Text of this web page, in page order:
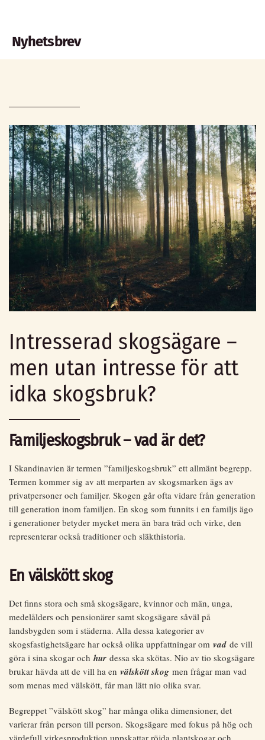
Nyhetsbrev
Intresserad skogsägare –
men utan intresse för att
idka skogsbruk?
Familjeskogsbruk – vad är det?
I Skandinavien är termen ”familjeskogsbruk” ett allmänt begrepp.
Termen kommer sig av att merparten av skogsmarken ägs av
privatpersoner och familjer. Skogen går ofta vidare från generation
till generation inom familjen. En skog som funnits i en familjs ägo
i generationer betyder mycket mera än bara träd och virke, den
representerar också traditioner och släkthistoria.
En välskött skog
Det finns stora och små skogsägare, kvinnor och män, unga,
medelålders och pensionärer samt skogsägare såväl på
landsbygden som i städerna. Alla dessa kategorier av
skogsfastighetsägare har också olika uppfattningar om vad de vill
göra i sina skogar och hur dessa ska skötas. Nio av tio skogsägare
brukar hävda att de vill ha en välskött skog men frågar man vad
som menas med välskött, får man lätt nio olika svar.
Begreppet ”välskött skog” har många olika dimensioner, det
varierar från person till person. Skogsägare med fokus på hög och
värdefull virkesproduktion uppskattar röjda plantskogar och